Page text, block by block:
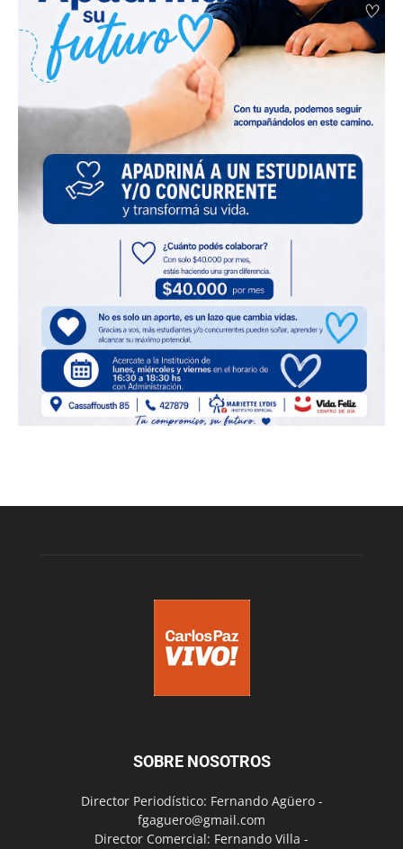
SOBRE NOSOTROS
Director Periodístico: Fernando Agüero -
fgaguero@gmail.com
Director Comercial: Fernando Villa -